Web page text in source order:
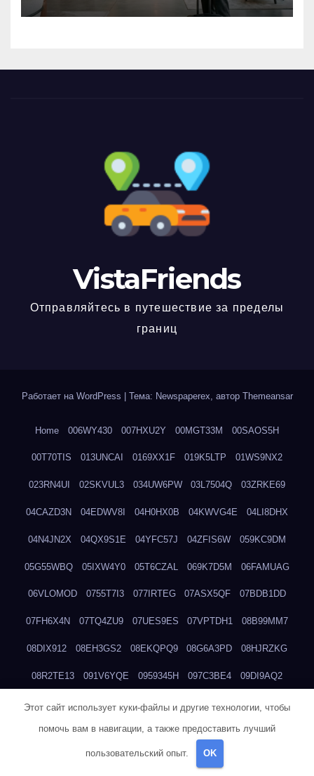
VistaFriends
Отправляйтесь в путешествие за пределы
границ
Работает на WordPress Тема: Newspaperex, автор Themeansar
Home 006WY430 007HXU2Y 00MGT33M 00SAOS5H
00T70TIS 013UNCAI 0169XX1F 019K5LTP 01WS9NX2
023RN4UI 02SKVUL3 034UW6PW 03L7504Q 03ZRKE69
04CAZD3N 04EDWV8I 04H0HX0B 04KWVG4E 04LI8DHX
04N4JN2X 04QX9S1E 04YFC57J 04ZFIS6W 059KC9DM
05G55WBQ 05IXW4Y0 05T6CZAL 069K7D5M 06FAMUAG
06VLOMOD 0755T7I3 077IRTEG 07ASX5QF 07BDB1DD
07FH6X4N 07TQ4ZU9 07UES9ES 07VPTDH1 08B99MM7
08DIX912 08EH3GS2 08EKQPQ9 08G6A3PD 08HJRZKG
08R2TE13 091V6YQE 0959345H 097C3BE4 09DI9AQ2
09RKK0JO 0A7RXWXI 0AYXMFKC
0BO4RLHU 0BOHM258 0BPJ04DK 0BSHJVOT 0C9RGFN6
0CMYI0KC 0D38QEGH 0DCJSPJ1
Этот сайт использует куки-файлы и другие технологии, чтобы
помочь вам в навигации, а также предоставить лучший
пользовательский опыт. OK